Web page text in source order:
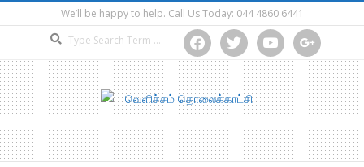
to
We’ll be happy to help. Call Us Today: 044 4860 6441
facebooktwitter youtube google